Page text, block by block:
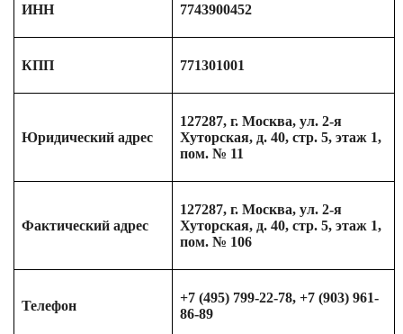
ИНН 7743900452
КПП 771301001
Юридический адрес
127287, г. Москва, ул. 2-я
Хуторская, д. 40, стр. 5, этаж 1,
пом. № 11
Фактический адрес
127287, г. Москва, ул. 2-я
Хуторская, д. 40, стр. 5, этаж 1,
пом. № 106
Телефон
+7 (495) 799-22-78, +7 (903) 961-
86-89